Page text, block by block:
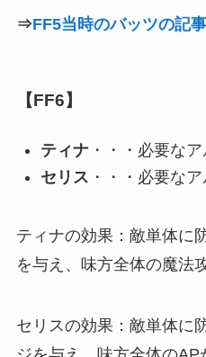
⇒FF5当時のバッツの記
【FF6】
ティナ・・・必要な
セリス ・・・必要な
ティナの効果：敵単体に
を与え、味方全体の魔法
セリスの効果：敵単体に